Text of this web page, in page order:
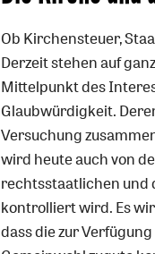
Ob Kirchensteuer,
Derzeit stehen auf
Mittelpunkt des
Glaubwürdigkeit.
Versuchung
wird heute auch von
rechtsstaatlichen und
kontrolliert wird. Es
dass die zur